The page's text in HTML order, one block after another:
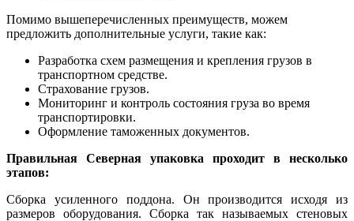
Помимо вышеперечисленных преимуществ, можем
предложить дополнительные услуги, такие как:
Разработка схем размещения и крепления грузов в
транспортном средстве.
Страхование грузов.
Мониторинг и контроль состояния груза во время
транспортировки.
Оформление таможенных документов.
Правильная Северная упаковка проходит в несколько
этапов:
Сборка усиленного поддона. Он производится исходя из
размеров оборудования. Сборка так называемых стеновых